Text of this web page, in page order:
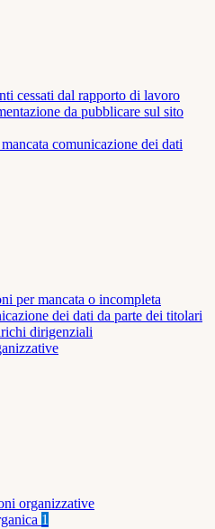
cessati dal rapporto di lavoro
da pubblicare sul sito
comunicazione dei dati
per mancata o incompleta
dei dati da parte dei titolari
dirigenziali
organizzative
1